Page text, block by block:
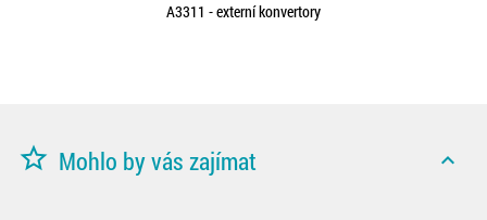
A3311 - externí konvertory
star_border Mohlo by vás zajímat expand_less